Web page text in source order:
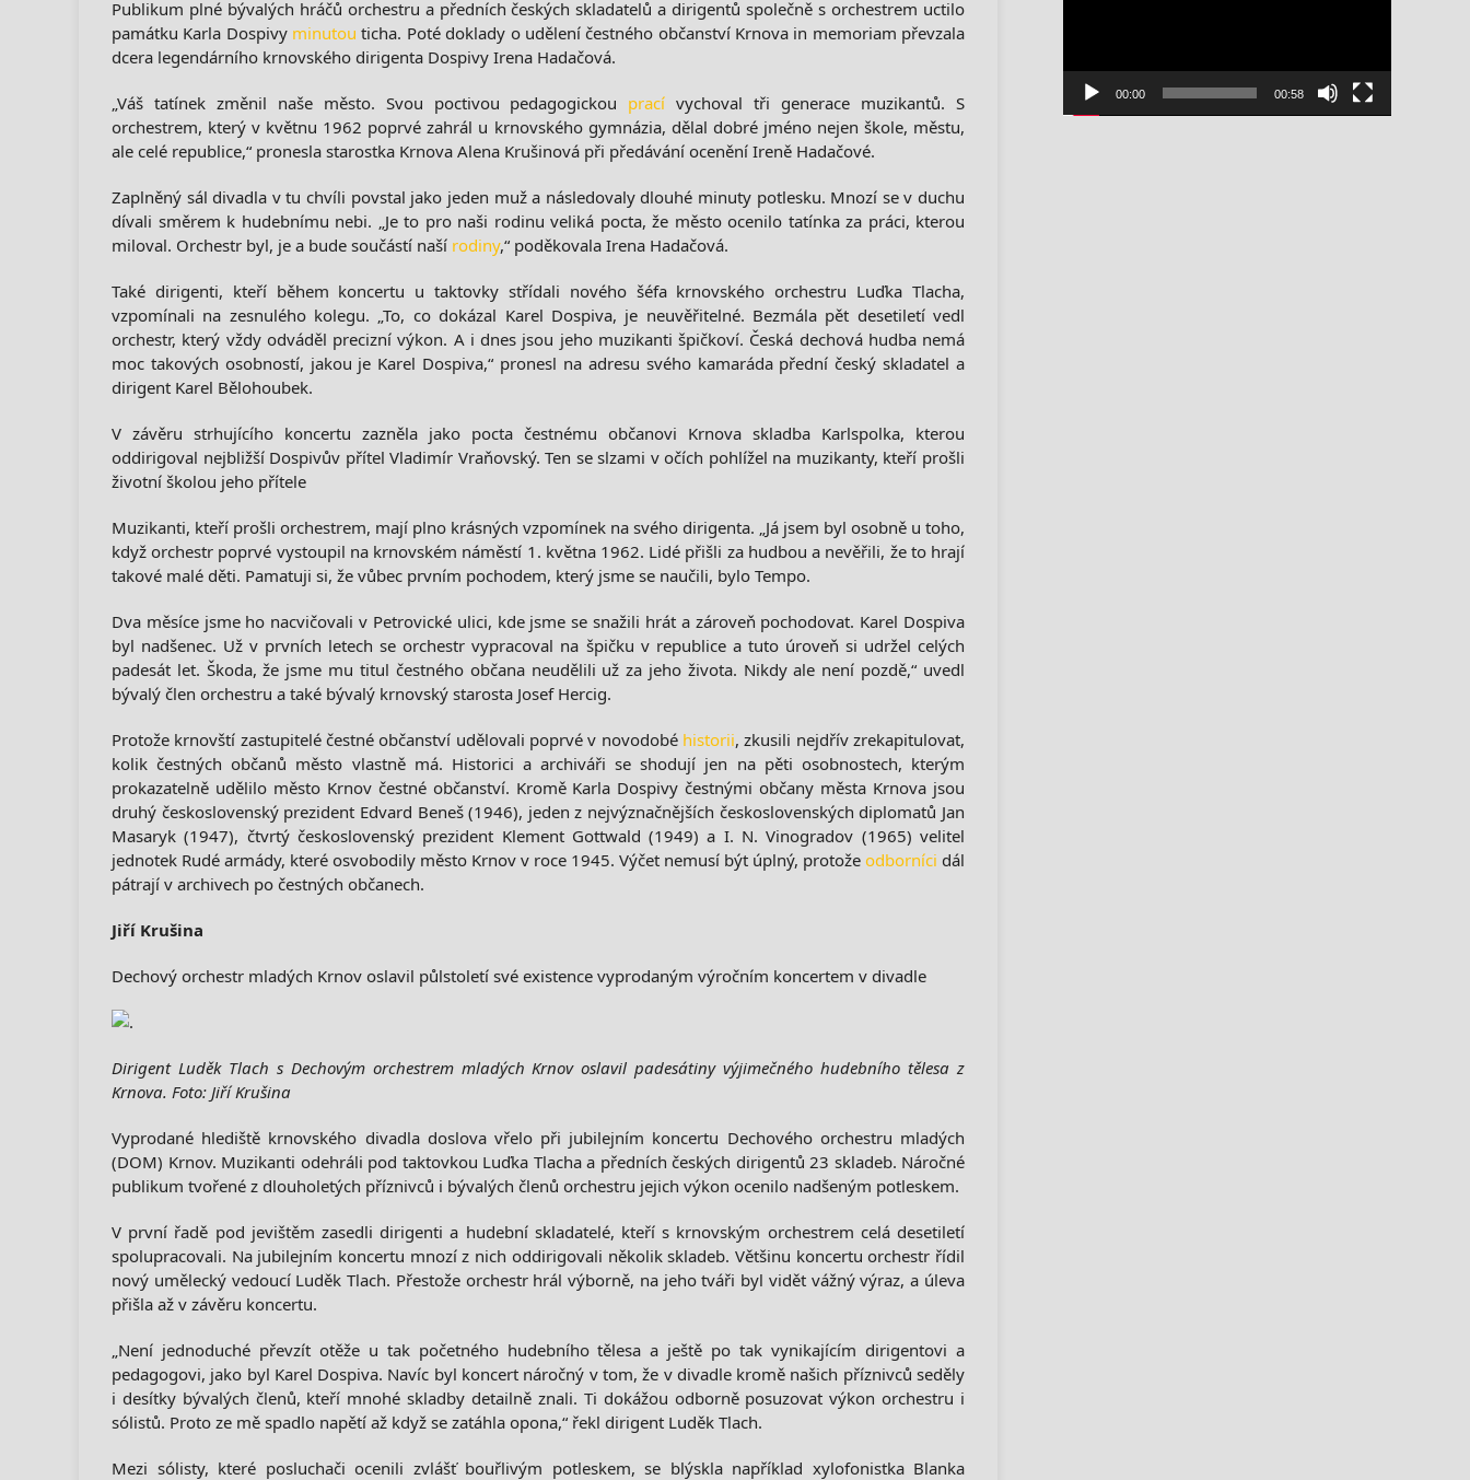
Publikum plné bývalých hráčů orchestru a předních českých skladatelů a dirigentů společně s orchestrem uctilo
památku Karla Dospivy minutou ticha. Poté doklady o udělení čestného občanství Krnova in memoriam převzala
dcera legendárního krnovského dirigenta Dospivy Irena Hadačová.
„Váš tatínek změnil naše město. Svou poctivou pedagogickou prací vychoval tři generace muzikantů. S
orchestrem, který v květnu 1962 poprvé zahrál u krnovského gymnázia, dělal dobré jméno nejen škole, městu,
ale celé republice,“ pronesla starostka Krnova Alena Krušinová při předávání ocenění Ireně Hadačové.
Zaplněný sál divadla v tu chvíli povstal jako jeden muž a následovaly dlouhé minuty potlesku. Mnozí se v duchu
dívali směrem k hudebnímu nebi. „Je to pro naši rodinu veliká pocta, že město ocenilo tatínka za práci, kterou
miloval. Orchestr byl, je a bude součástí naší rodiny,“ poděkovala Irena Hadačová.
Také dirigenti, kteří během koncertu u taktovky střídali nového šéfa krnovského orchestru Luďka Tlacha,
vzpomínali na zesnulého kolegu. „To, co dokázal Karel Dospiva, je neuvěřitelné. Bezmála pět desetiletí vedl
orchestr, který vždy odváděl precizní výkon. A i dnes jsou jeho muzikanti špičkoví. Česká dechová hudba nemá
moc takových osobností, jakou je Karel Dospiva,“ pronesl na adresu svého kamaráda přední český skladatel a
dirigent Karel Bělohoubek.
V závěru strhujícího koncertu zazněla jako pocta čestnému občanovi Krnova skladba Karlspolka, kterou
oddirigoval nejbližší Dospivův přítel Vladimír Vraňovský. Ten se slzami v očích pohlížel na muzikanty, kteří prošli
životní školou jeho přítele
Muzikanti, kteří prošli orchestrem, mají plno krásných vzpomínek na svého dirigenta. „Já jsem byl osobně u toho,
když orchestr poprvé vystoupil na krnovském náměstí 1. května 1962. Lidé přišli za hudbou a nevěřili, že to hrají
takové malé děti. Pamatuji si, že vůbec prvním pochodem, který jsme se naučili, bylo Tempo.
Dva měsíce jsme ho nacvičovali v Petrovické ulici, kde jsme se snažili hrát a zároveň pochodovat. Karel Dospiva
byl nadšenec. Už v prvních letech se orchestr vypracoval na špičku v republice a tuto úroveň si udržel celých
padesát let. Škoda, že jsme mu titul čestného občana neudělili už za jeho života. Nikdy ale není pozdě,“ uvedl
bývalý člen orchestru a také bývalý krnovský starosta Josef Hercig.
Protože krnovští zastupitelé čestné občanství udělovali poprvé v novodobé historii, zkusili nejdřív zrekapitulovat,
kolik čestných občanů město vlastně má. Historici a archiváři se shodují jen na pěti osobnostech, kterým
prokazatelně udělilo město Krnov čestné občanství. Kromě Karla Dospivy čestnými občany města Krnova jsou
druhý československý prezident Edvard Beneš (1946), jeden z nejvýznačnějších československých diplomatů Jan
Masaryk (1947), čtvrtý československý prezident Klement Gottwald (1949) a I. N. Vinogradov (1965) velitel
jednotek Rudé armády, které osvobodily město Krnov v roce 1945. Výčet nemusí být úplný, protože odborníci dál
pátrají v archivech po čestných občanech.
Jiří Krušina
Dechový orchestr mladých Krnov oslavil půlstoletí své existence vyprodaným výročním koncertem v divadle
Dirigent Luděk Tlach s Dechovým orchestrem mladých Krnov oslavil padesátiny výjimečného hudebního tělesa z
Krnova. Foto: Jiří Krušina
Vyprodané hlediště krnovského divadla doslova vřelo při jubilejním koncertu Dechového orchestru mladých
(DOM) Krnov. Muzikanti odehráli pod taktovkou Luďka Tlacha a předních českých dirigentů 23 skladeb. Náročné
publikum tvořené z dlouholetých příznivců i bývalých členů orchestru jejich výkon ocenilo nadšeným potleskem.
V první řadě pod jevištěm zasedli dirigenti a hudební skladatelé, kteří s krnovským orchestrem celá desetiletí
spolupracovali. Na jubilejním koncertu mnozí z nich oddirigovali několik skladeb. Většinu koncertu orchestr řídil
nový umělecký vedoucí Luděk Tlach. Přestože orchestr hrál výborně, na jeho tváři byl vidět vážný výraz, a úleva
přišla až v závěru koncertu.
„Není jednoduché převzít otěže u tak početného hudebního tělesa a ještě po tak vynikajícím dirigentovi a
pedagogovi, jako byl Karel Dospiva. Navíc byl koncert náročný v tom, že v divadle kromě našich příznivců seděly
i desítky bývalých členů, kteří mnohé skladby detailně znali. Ti dokážou odborně posuzovat výkon orchestru i
sólistů. Proto ze mě spadlo napětí až když se zatáhla opona,“ řekl dirigent Luděk Tlach.
Mezi sólisty, které posluchači ocenili zvlášť bouřlivým potleskem, se blýskla například xylofonistka Blanka
00:00 00:58